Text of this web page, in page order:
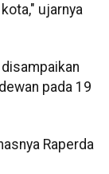
ujarnya
pada 19
Raperda